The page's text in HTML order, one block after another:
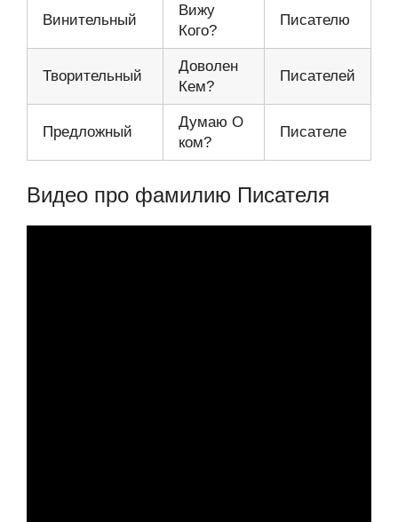
Винительный
Вижу
Кого?
Писателю
Творительный
Доволен
Кем?
Писателей
Предложный
Думаю О
ком?
Писателе
Видео про фамилию Писателя